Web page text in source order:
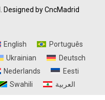
Designed by CncMadrid
English
Português
Ukrainian
Deutsch
Nederlands
Eesti
Swahili العربية